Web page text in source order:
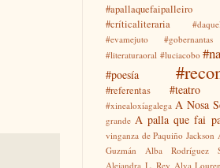
#apallaquefaipalleiro
#críticaliteraria
#evamejuto #gobernantas
#literaturaoral #luciacobo
#poesía
#referentas #teatro
#xinealoxíagalega A Nosa
grande A palla que fai
vinganza de Paquiño Jackson
Guzmán
Alba Rodríguez
Alejandra L. Rey Alva